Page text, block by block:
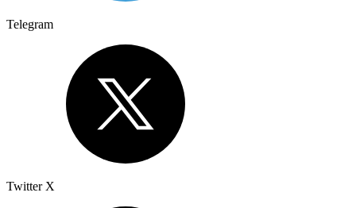
Telegram
Twitter X